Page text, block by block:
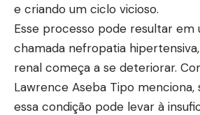
e criando um ciclo vicioso.
Esse processo pode resultar em
chamada nefropatia
renal começa a se deteriorar.
Lawrence Aseba Tipo menciona,
essa condição pode levar à